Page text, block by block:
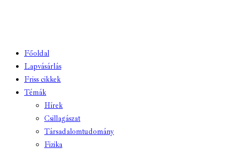
Főoldal
Lapvásárlás
Friss cikkek
Témák
Hírek
Csillagászat
Társadalomtudomány
Fizika